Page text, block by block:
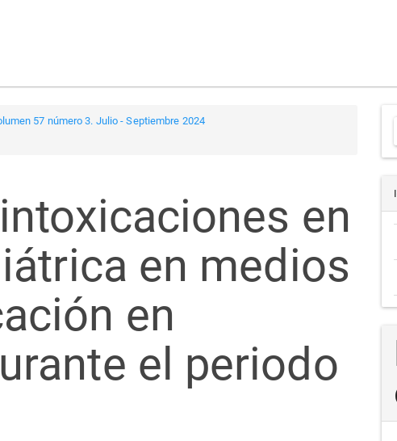
57 número 3. Julio - Septiembre 2024
en
en medios
en
el periodo